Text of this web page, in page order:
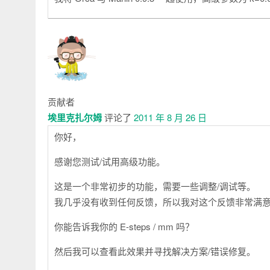
贡献者
埃里克扎尔姆评论了 2011 年 8 月 26 日
你好，
感谢您测试/试用高级功能。
这是一个非常初步的功能，需要一些调整/调试等。
我几乎没有收到任何反馈，所以我对这个反馈非常满
你能告诉我你的 E-steps / mm 吗？
然后我可以查看此效果并寻找解决方案/错误修复。